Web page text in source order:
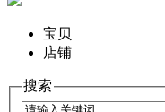
宝贝
店铺
搜索